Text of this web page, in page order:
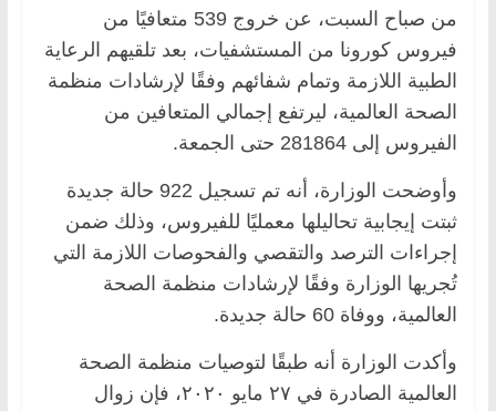
من صباح السبت، عن خروج 539 متعافيًا من
فيروس كورونا من المستشفيات، بعد تلقيهم الرعاية
الطبية اللازمة وتمام شفائهم وفقًا لإرشادات منظمة
الصحة العالمية، ليرتفع إجمالي المتعافين من
الفيروس إلى 281864 حتى الجمعة.
وأوضحت الوزارة، أنه تم تسجيل 922 حالة جديدة
ثبتت إيجابية تحاليلها معمليًا للفيروس، وذلك ضمن
إجراءات الترصد والتقصي والفحوصات اللازمة التي
تُجريها الوزارة وفقًا لإرشادات منظمة الصحة
العالمية، ووفاة 60 حالة جديدة.
وأكدت الوزارة أنه طبقًا لتوصيات منظمة الصحة
العالمية الصادرة في ٢٧ مايو ٢٠٢٠، فإن زوال